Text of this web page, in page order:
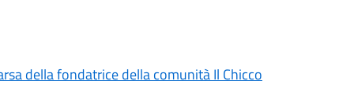
della fondatrice della comunità Il Chicco